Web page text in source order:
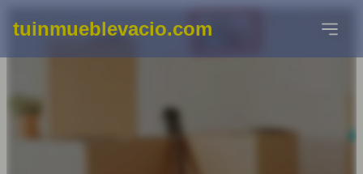
tuinmueblevacio.com